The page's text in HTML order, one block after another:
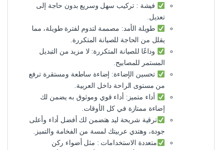
فيشة : تركيب سهل وسريع بدون حاجة إلى
تعديل.
طويلة الأمد: مصممة لتدوم لفترة طويلة، مما
يقلل من الحاجة للصيانة المتكررة.
وداعًا للصيانة المتكررة: لا مزيد من التبديل
المستمر للمصابيح.
تحسين الإضاءة: إضاءة ساطعة ومستقرة ترفع
من مستوى الراحة داخل العربية.
أداء متميز: أداء قوي وموثوق به يضمن لك
إضاءة ممتازة في كل الأوقات.
ترقية شريحة ليد هتضمن لك أفضل أداء وأعلى
جودة، وهتدي عربيتك لمسة من الفخامة والتميز.
متعددة الاستخدامات : مثل أضواء ركن